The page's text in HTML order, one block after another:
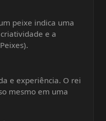
peixe indica uma
e a
e experiência. O rei
mesmo em uma